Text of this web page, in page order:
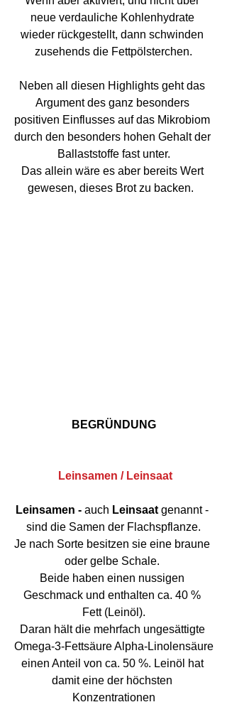
neue verdauliche Kohlenhydrate
wieder rückgestellt, dann schwinden
zusehends die Fettpölsterchen.
Neben all diesen Highlights geht das
Argument des ganz besonders
positiven Einflusses auf das Mikrobiom
durch den besonders hohen Gehalt der
Ballaststoffe fast unter.
Das allein wäre es aber bereits Wert
gewesen, dieses Brot zu backen.
BEGRÜNDUNG
Leinsamen / Leinsaat
Leinsamen - auch Leinsaat genannt -
sind die Samen der Flachspflanze.
Je nach Sorte besitzen sie eine braune
oder gelbe Schale.
Beide haben einen nussigen
Geschmack und enthalten ca. 40 %
Fett (Leinöl).
Daran hält die mehrfach ungesättigte
Omega-3-Fettsäure Alpha-Linolensäure
einen Anteil von ca. 50 %. Leinöl hat
damit eine der höchsten
Konzentrationen